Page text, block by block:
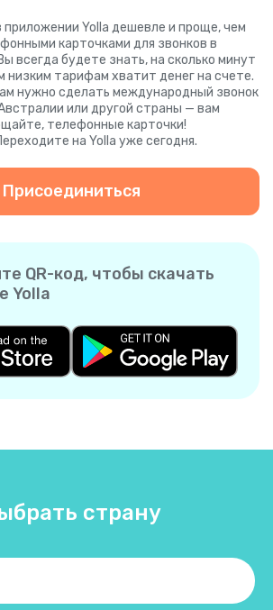
приложении Yolla дешевле и проще, чем
карточками для звонков в
всегда будете знать, на сколько минут
низким тарифам хватит денег на счете.
нужно сделать международный звонок
или другой страны — вам
телефонные карточки!
на Yolla уже сегодня.
Присоединиться
QR-код, чтобы скачать
Yolla
страну